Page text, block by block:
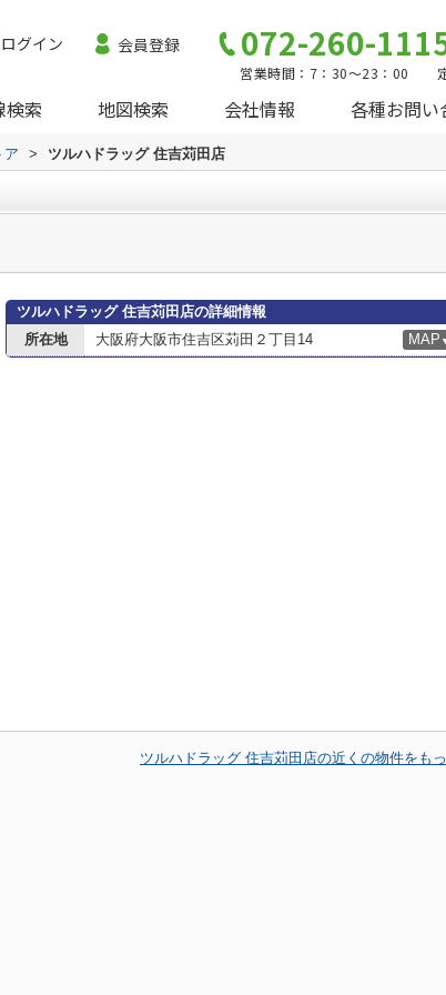
ログイン 会員登録 072-260-
営業時間：7：30～23：00
検索 地図検索 会社情報 各種お問い
ア > ツルハドラッグ 住吉苅田店
ツルハドラッグ 住吉苅田店の詳細情報
所在地
大阪府大阪市住吉区苅田２丁目14 MAP
ツルハドラッグ 住吉苅田店の近くの物件をも